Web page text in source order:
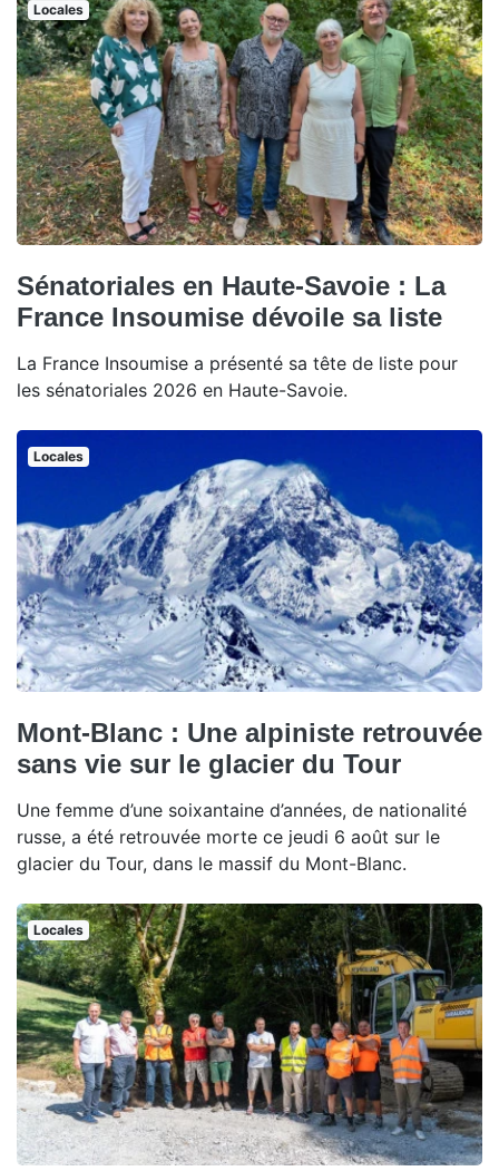
Locales
Sénatoriales en Haute-Savoie : La
France Insoumise dévoile sa liste
La France Insoumise a présenté sa tête de liste pour
les sénatoriales 2026 en Haute-Savoie.
Locales
Mont-Blanc : Une alpiniste retrouvée
sans vie sur le glacier du Tour
Une femme d’une soixantaine d’années, de nationalité
russe, a été retrouvée morte ce jeudi 6 août sur le
glacier du Tour, dans le massif du Mont-Blanc.
Locales